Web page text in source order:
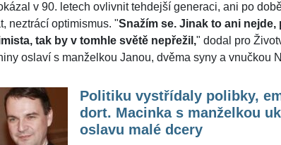
v 90. letech ovlivnit tehdejší generaci, ani po
neztrácí optimismus. "Snažím se. Jinak to ani
tak by v tomhle světě nepřežil," dodal pro
oslaví s manželkou Janou, dvěma syny a vnučkou
Politiku vystřídaly polibky,
dort. Macinka s manželkou
oslavu malé dcery